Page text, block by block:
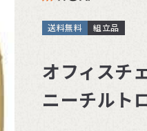
送料無料 組立品
オフィスチ
ニーチルト